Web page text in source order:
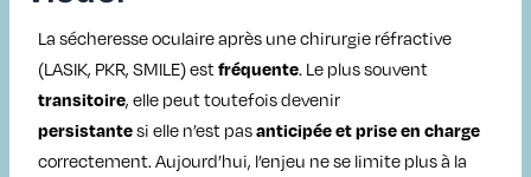
La sécheresse oculaire après une chirurgie réfractive
(LASIK, PKR, SMILE) estfréquente. Le plus souvent
transitoire, elle peut toutefois devenir
persistantesi elle n’est pasanticipée et prise en charge
correctement. Aujourd’hui, l’enjeu ne se limite plus à la